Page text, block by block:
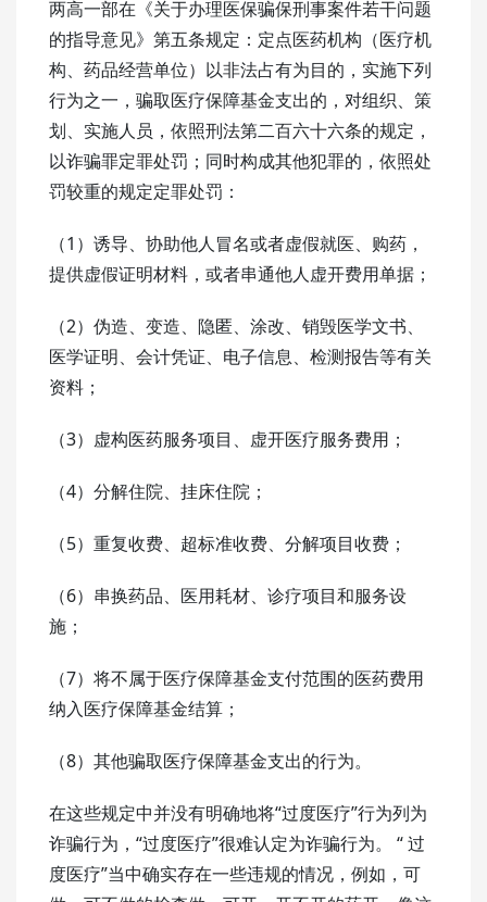
两高一部在《关于办理医保骗保刑事案件若干问题
的指导意见》第五条规定：定点医药机构（医疗机
构、药品经营单位）以非法占有为目的，实施下列
行为之一，骗取医疗保障基金支出的，对组织、策
划、实施人员，依照刑法第二百六十六条的规定，
以诈骗罪定罪处罚；同时构成其他犯罪的，依照处
罚较重的规定定罪处罚：
（1）诱导、协助他人冒名或者虚假就医、购药，
提供虚假证明材料，或者串通他人虚开费用单据；
（2）伪造、变造、隐匿、涂改、销毁医学文书、
医学证明、会计凭证、电子信息、检测报告等有关
资料；
（3）虚构医药服务项目、虚开医疗服务费用；
（4）分解住院、挂床住院；
（5）重复收费、超标准收费、分解项目收费；
（6）串换药品、医用耗材、诊疗项目和服务设
施；
（7）将不属于医疗保障基金支付范围的医药费用
纳入医疗保障基金结算；
（8）其他骗取医疗保障基金支出的行为。
在这些规定中并没有明确地将“过度医疗”行为列为
诈骗行为，“过度医疗”很难认定为诈骗行为。 “ 过
度医疗”当中确实存在一些违规的情况，例如，可